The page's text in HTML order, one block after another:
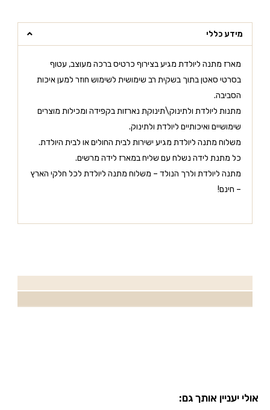
מידע כללי
מארז מתנה ליולדת מגיע בצירוף כרטיס ברכה מעוצב, עטוף
בסרטי סאטן בתוך בשקית רב שימושית לשימוש חוזר למען איכות
הסביבה.
מתנות ליולדת ולתינוק\תינוקת נארזות בקפידה ומכילות מוצרים
שימושיים ואיכותיים ליולדת ולתינוק.
משלוח מתנה ליולדת מגיע ישירות לבית החולים או לבית היולדת.
כל מתנת לידה נשלח עם שליח במארז לידה מרשים.
מתנה ליולדת ולרך הנולד – משלוח מתנה ליולדת לכל חלקי הארץ
– חינם!
אולי יעניין אותך גם: